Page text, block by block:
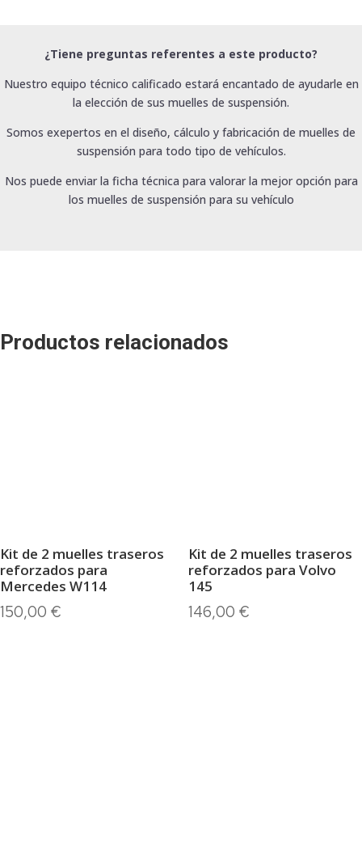
¿Tiene preguntas referentes a este producto?
Nuestro equipo técnico calificado estará encantado de ayudarle en
la elección de sus muelles de suspensión.
Somos exepertos en el diseño, cálculo y fabricación de muelles de
suspensión para todo tipo de vehículos.
Nos puede enviar la ficha técnica para valorar la mejor opción para
los muelles de suspensión para su vehículo
Productos relacionados
Kit de 2 muelles traseros
reforzados para
Mercedes W114
150,00 €
Kit de 2 muelles traseros
reforzados para Volvo
145
146,00 €